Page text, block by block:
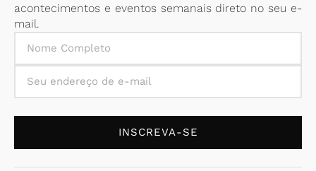
acontecimentos e eventos semanais direto no seu e-
mail.
INSCREVA-SE